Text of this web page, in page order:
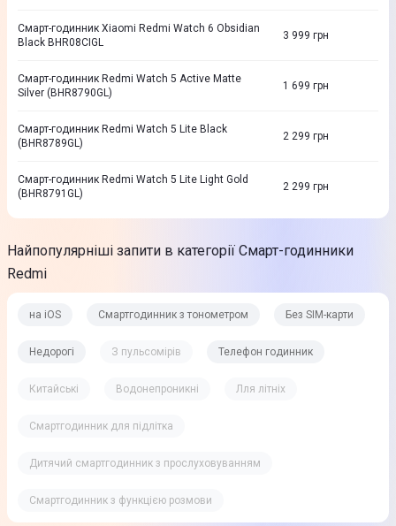
Смарт-годинник Xiaomi Redmi Watch 6 Obsidian
Black BHR08CIGL
3 999 грн
Смарт-годинник Redmi Watch 5 Active Matte
Silver (BHR8790GL)
1 699 грн
Смарт-годинник Redmi Watch 5 Lite Black
(BHR8789GL)
2 299 грн
Смарт-годинник Redmi Watch 5 Lite Light Gold
(BHR8791GL)
2 299 грн
Найпопулярніші запити в категорії Смарт-годинники
Redmi
на iOS Смартгодинник з тонометром Без SIM-карти
Недорогі З пульсомірів Телефон годинник
Китайські Водонепроникні Лля літніх
Смартгодинник для підлітка
Дитячий смартгодинник з прослуховуванням
Смартгодинник з функцією розмови